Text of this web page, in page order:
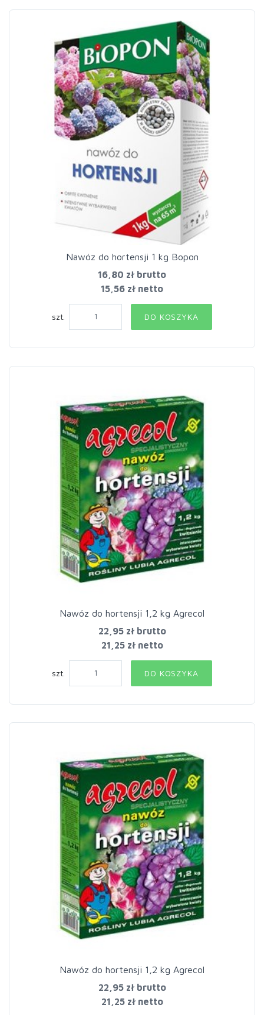
Nawóz do hortensji 1 kg Bopon
16,80 zł brutto
15,56 zł netto
szt. DO KOSZYKA
Nawóz do hortensji 1,2 kg Agrecol
22,95 złbrutto
21,25 zł netto
szt. DO KOSZYKA
Nawóz do hortensji 1,2 kg Agrecol
22,95 złbrutto
21,25 zł netto